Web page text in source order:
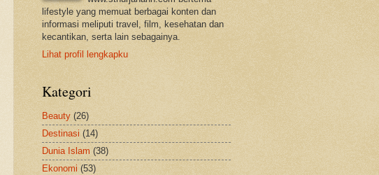
lifestyle yang memuat berbagai konten dan
informasi meliputi travel, film, kesehatan dan
kecantikan, serta lain sebagainya.
Lihat profil lengkapku
Kategori
Beauty (26)
Destinasi (14)
Dunia Islam (38)
Ekonomi (53)